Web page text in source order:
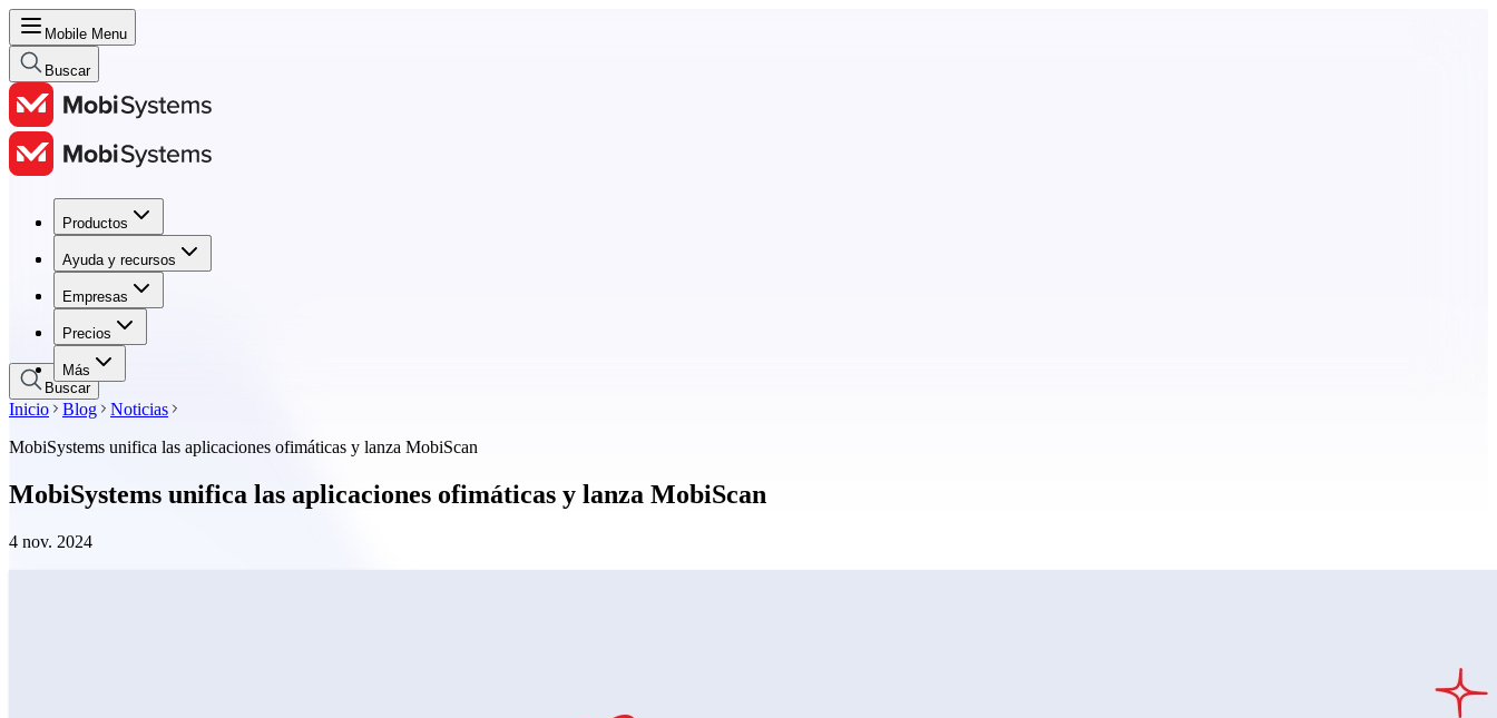
Mobile Menu
Buscar
Productos
Ayuda y recursos
Empresas
Precios
Más
Productos
Ayuda y recursos
Empresas
Precios
Buscar
Inicio Blog
Noticias
MobiSystems unifica las aplicaciones ofimáticas y lanza MobiScan
MobiSystems unifica las aplicaciones ofimáticas y lanza MobiScan
4 nov. 2024